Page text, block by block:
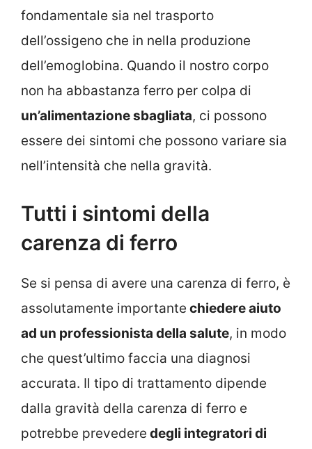
fondamentale sia nel trasporto
dell’ossigeno che in nella produzione
dell’emoglobina. Quando il nostro corpo
non ha abbastanza ferro per colpa di
un’alimentazione sbagliata, ci possono
essere dei sintomi che possono variare sia
nell’intensità che nella gravità.
Tutti i sintomi della
carenza di ferro
Se si pensa di avere una carenza di ferro, è
assolutamente importante chiedere aiuto
ad un professionista della salute, in modo
che quest’ultimo faccia una diagnosi
accurata. Il tipo di trattamento dipende
dalla gravità della carenza di ferro e
potrebbe prevedere degli integratori di